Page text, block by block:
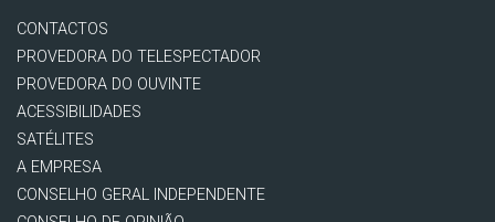
CONTACTOS
PROVEDORA DO TELESPECTADOR
PROVEDORA DO OUVINTE
ACESSIBILIDADES
SATÉLITES
A EMPRESA
CONSELHO GERAL INDEPENDENTE